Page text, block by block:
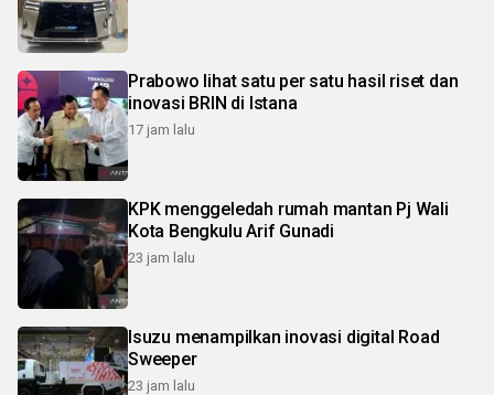
Prabowo lihat satu per satu hasil riset dan
inovasi BRIN di Istana
17 jam lalu
KPK menggeledah rumah mantan Pj Wali
Kota Bengkulu Arif Gunadi
23 jam lalu
Isuzu menampilkan inovasi digital Road
Sweeper
23 jam lalu